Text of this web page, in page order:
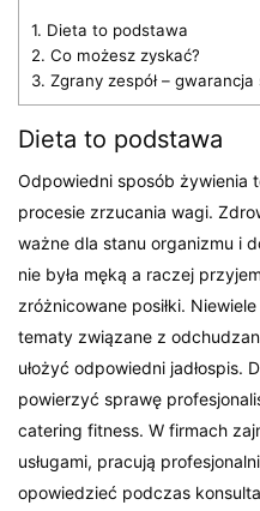
1. Dieta to podstawa
2. Co możesz zyskać?
3. Zgrany zespół –
Dieta to podstawa
Odpowiedni sposób żywienia
procesie zrzucania wagi.
ważne dla stanu organizmu i
nie była męką a raczej
zróżnicowane posiłki.
tematy związane z
ułożyć odpowiedni jadłospis.
powierzyć sprawę
catering fitness. W firmach
usługami, pracują
opowiedzieć podczas